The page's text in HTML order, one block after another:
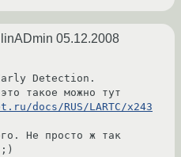
05.12.2008
Detection.
docs/RUS/LARTC/x243
Не просто ж так
;)